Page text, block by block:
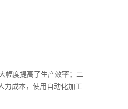
幅度提高了生产效率；二
力成本，使用自动化加工